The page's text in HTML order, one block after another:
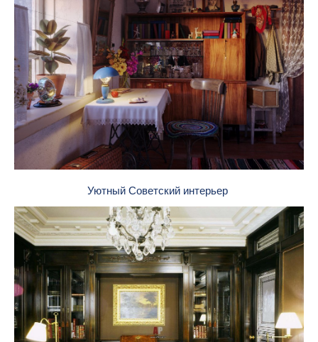
Уютный Советский интерьер